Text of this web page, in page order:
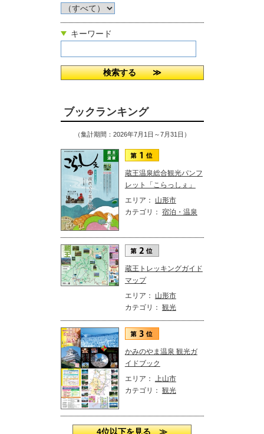
キーワード
ブックランキング
（集計期間：2026年7月1日～7月31日）
蔵王温泉総合観光パンフ
レット「こらっしぇ」
エリア： 山形市
カテゴリ： 宿泊・温泉
蔵王トレッキングガイド
マップ
エリア： 山形市
カテゴリ： 観光
かみのやま温泉 観光ガ
イドブック
エリア：
上山市
カテゴリ： 観光
4位以下を見る ≫